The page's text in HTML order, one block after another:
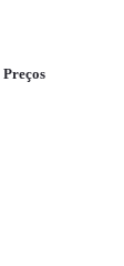
Preços